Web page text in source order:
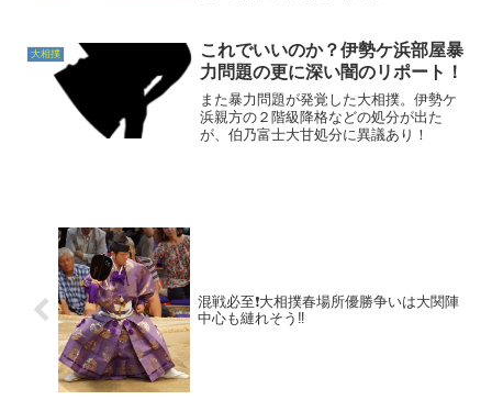
大相撲
これでいいのか？伊勢ケ浜部屋暴
力問題の更に深い闇のリポート！
また暴力問題が発覚した大相撲。伊勢ケ
浜親方の２階級降格などの処分が出た
が、伯乃富士大甘処分に異議あり！
混戦必至❗大相撲春場所優勝争いは大関陣
中心も縺れそう‼️